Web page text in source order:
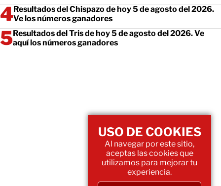
Resultados del Chispazo de hoy 5 de agosto del 2026.
Ve los números ganadores
Resultados del Tris de hoy 5 de agosto del 2026. Ve
aquí los números ganadores
USO DE COOKIES
Al navegar por este sitio,
aceptas las cookies que
utilizamos para mejorar tu
experiencia.